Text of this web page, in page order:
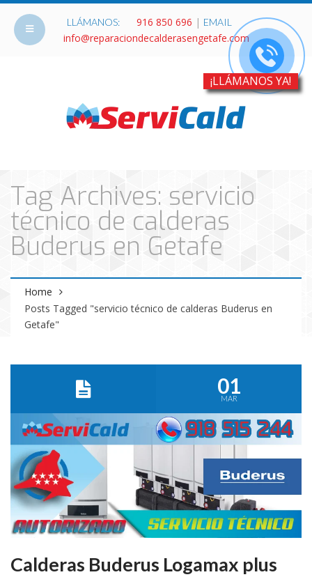
LLÁMANOS: 916 850 696 | EMAIL
info@reparaciondecalderasengetafe.com
Tag Archives: servicio
técnico de calderas
Buderus en Getafe
Home
Posts Tagged "servicio técnico de calderas Buderus en
Getafe"
01
MAR
Calderas Buderus Logamax plus
¡LLÁMANOS YA!